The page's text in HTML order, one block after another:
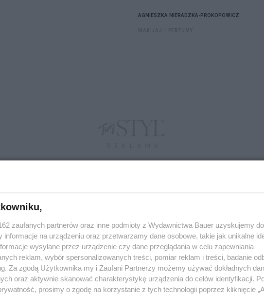
AGNIESZKA NIERADZKA-PROKOPOWICZ
zaufanych partnerów oraz inne podmioty z Wydawnictwa Bauer uzyskujemy
informacje na urządzeniu oraz przetwarzamy dane osobowe, takie jak unikalne
wysyłane przez urządzenie czy dane przeglądania w celu zapewniania
reklam, wybór spersonalizowanych treści, pomiar reklam i treści, badanie
Za zgodą Użytkownika my i Zaufani Partnerzy możemy używać dokładnych
oraz aktywnie skanować charakterystykę urządzenia do celów identyfikacji.
prosimy o zgodę na korzystanie z tych technologii poprzez kliknięcie